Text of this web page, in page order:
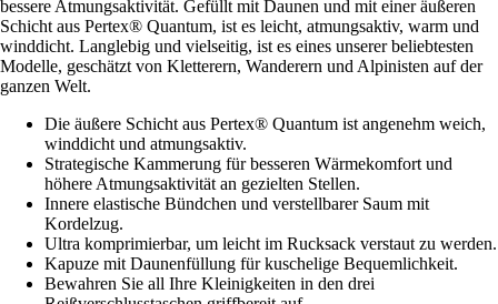
bessere Atmungsaktivität. Gefüllt mit Daunen und mit einer äußeren
Schicht aus Pertex® Quantum, ist es leicht, atmungsaktiv, warm und
winddicht. Langlebig und vielseitig, ist es eines unserer beliebtesten
Modelle, geschätzt von Kletterern, Wanderern und Alpinisten auf der
ganzen Welt.
Die äußere Schicht aus Pertex® Quantum ist angenehm weich,
winddicht und atmungsaktiv.
Strategische Kammerung für besseren Wärmekomfort und
höhere Atmungsaktivität an gezielten Stellen.
Innere elastische Bündchen und verstellbarer Saum mit
Kordelzug.
Ultra komprimierbar, um leicht im Rucksack verstaut zu werden.
Kapuze mit Daunenfüllung für kuschelige Bequemlichkeit.
Bewahren Sie all Ihre Kleinigkeiten in den drei